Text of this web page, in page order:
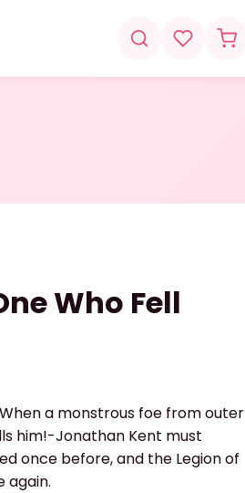
Who Fell
a monstrous foe from outer
him!-Jonathan Kent must
once before, and the Legion of
again.